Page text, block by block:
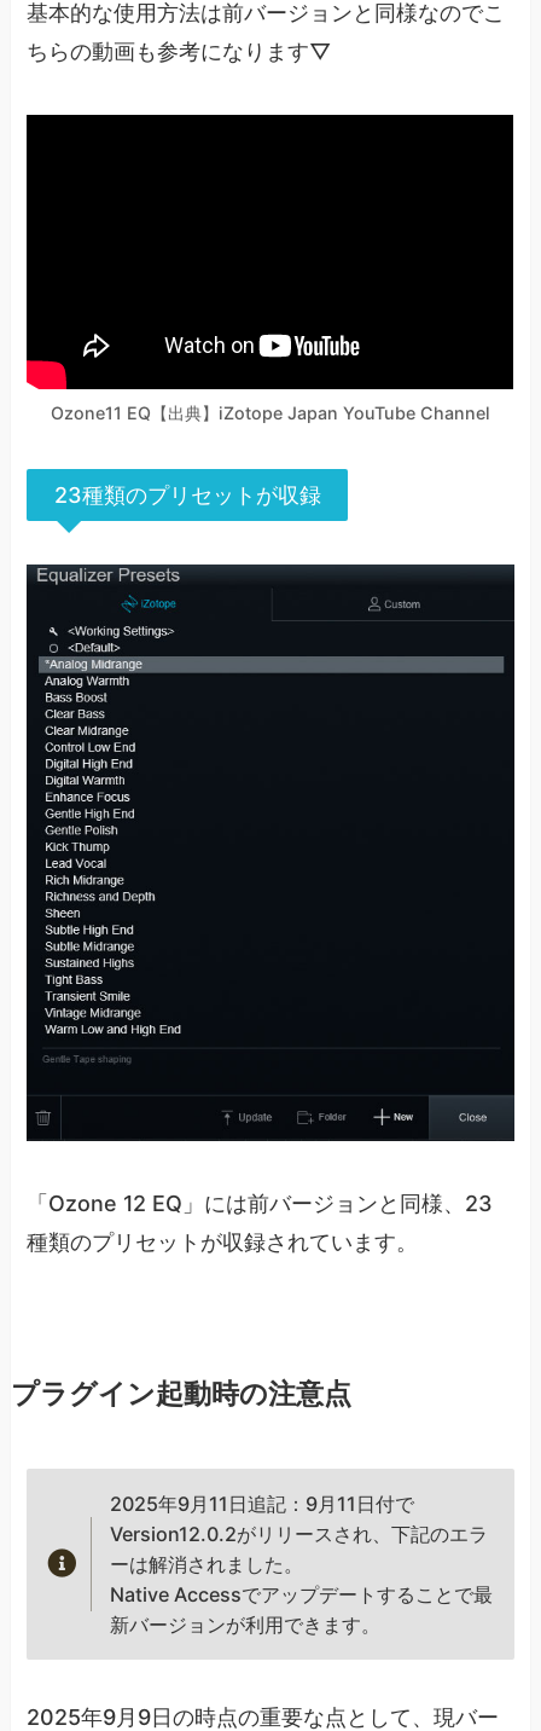
基本的な使用方法は前バージョンと同様なのでこ
ちらの動画も参考になります▽
Ozone11 EQ【出典】iZotope Japan YouTube Channel
23種類のプリセットが収録
「Ozone 12 EQ」には前バージョンと同様、23
種類のプリセットが収録されています。
プラグイン起動時の注意点
2025年9月11日追記：9月11日付で
Version12.0.2がリリースされ、下記のエラ
ーは解消されました。
Native Accessでアップデートすることで最
新バージョンが利用できます。
2025年9月9日の時点の重要な点として、現バー